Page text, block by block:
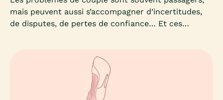
mais peuvent aussi s’accompagner d’incertitudes,
de disputes, de pertes de confiance… Et ces
gérer ces crises ? Qu’est-ce qu’elles signifient ?
Comment éviter ces disputes, qui malgré l’amour,
semblent inévitables ?Résoudre ses problèmes
dans le couple, gérer un conflit, à qui en parler :